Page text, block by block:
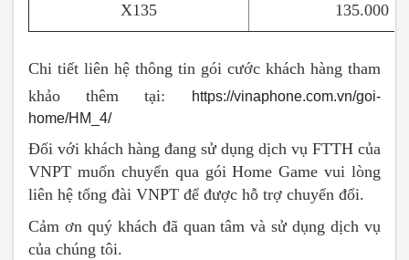
X135
135.000
Chi tiết liên hệ thông tin gói cước khách hàng tham
khảo thêm tại:
https://vinaphone.com.vn/goi-
home/HM_4/
Đối với khách hàng đang sử dụng dịch vụ FTTH của
VNPT muốn chuyển qua gói Home Game vui lòng
liên hệ tổng đài VNPT để được hỗ trợ chuyển đổi.
Cảm ơn quý khách đã quan tâm và sử dụng dịch vụ
của chúng tôi.